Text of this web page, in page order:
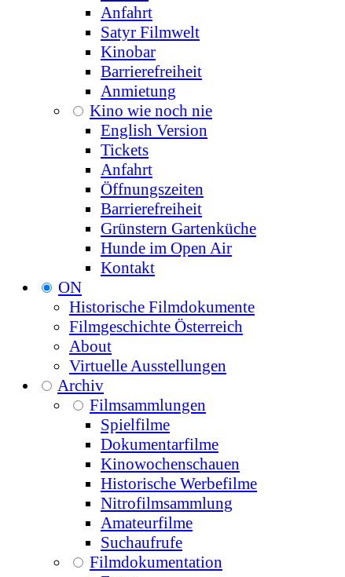
Anfahrt
Satyr Filmwelt
Kinobar
Barrierefreiheit
Anmietung
Kino wie noch nie
English Version
Tickets
Anfahrt
Öffnungszeiten
Barrierefreiheit
Grünstern Gartenküche
Hunde im Open Air
Kontakt
ON
Historische Filmdokumente
Filmgeschichte Österreich
About
Virtuelle Ausstellungen
Archiv
Filmsammlungen
Spielfilme
Dokumentarfilme
Kinowochenschauen
Historische Werbefilme
Nitrofilmsammlung
Amateurfilme
Suchaufrufe
Filmdokumentation